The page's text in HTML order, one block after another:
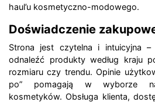
haul’u kosmetyczno-modowego.
Doświadczenie
Strona jest czytelna i intuicyjna
odnaleźć produkty według kraju
rozmiaru czy trendu. Opinie
po” pomagają w wyborze
kosmetyków. Obsługa klienta,